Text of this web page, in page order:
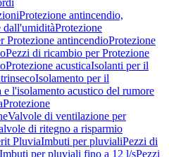
Protezione antincendio,
dall'umiditàProtezione
Protezione antincendioProtezione
Pezzi di ricambio per Protezione
Protezione acusticaIsolanti per il
Isolamento per il
l'isolamento acustico del rumore
Protezione
Valvole di ventilazione per
di ritegno a risparmio
PluviaImbuti per pluvialiPezzi di
Imbuti per pluviali fino a 12 l/sPezzi